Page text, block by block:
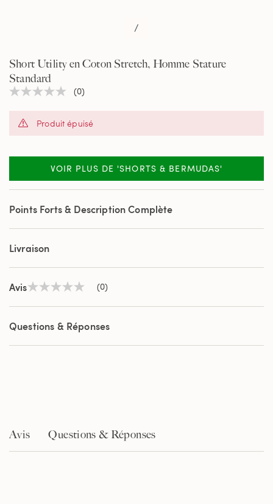
/
Short Utility en Coton Stretch, Homme Stature
Standard
Aucune
notation
la
(0)
Produit épuisé
VOIR PLUS DE 'SHORTS & BERMUDAS'
Points Forts & Description Complète
Livraison
AvisAucune
de
notation
Lien
la
(0)
Questions & Réponses
Avis Questions & Réponses